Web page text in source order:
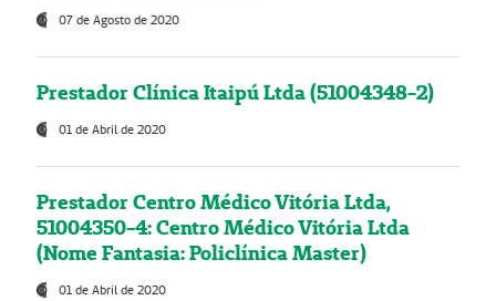
07 de Agosto de 2020
Prestador Clínica Itaipú Ltda (51004348-2)
01 de Abril de 2020
Prestador Centro Médico Vitória Ltda,
51004350-4: Centro Médico Vitória Ltda
(Nome Fantasia: Policlínica Master)
01 de Abril de 2020